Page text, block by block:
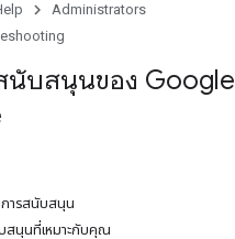
Administrators
นับสนุนของ Google
ารสนับสนุน
สนุนที่เหมาะกับคุณ